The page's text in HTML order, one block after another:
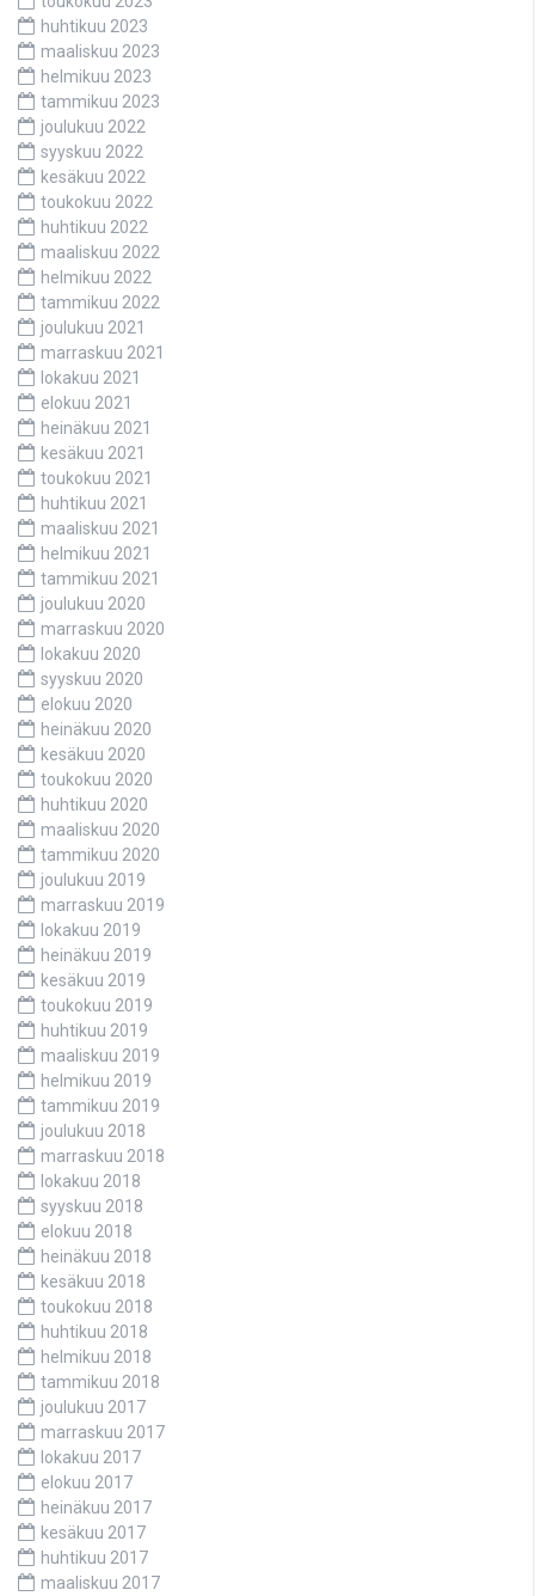
huhtikuu 2023
maaliskuu 2023
helmikuu 2023
tammikuu 2023
joulukuu 2022
syyskuu 2022
kesäkuu 2022
toukokuu 2022
huhtikuu 2022
maaliskuu 2022
helmikuu 2022
tammikuu 2022
joulukuu 2021
marraskuu 2021
lokakuu 2021
elokuu 2021
heinäkuu 2021
kesäkuu 2021
toukokuu 2021
huhtikuu 2021
maaliskuu 2021
helmikuu 2021
tammikuu 2021
joulukuu 2020
marraskuu 2020
lokakuu 2020
syyskuu 2020
elokuu 2020
heinäkuu 2020
kesäkuu 2020
toukokuu 2020
huhtikuu 2020
maaliskuu 2020
tammikuu 2020
joulukuu 2019
marraskuu 2019
lokakuu 2019
heinäkuu 2019
kesäkuu 2019
toukokuu 2019
huhtikuu 2019
maaliskuu 2019
helmikuu 2019
tammikuu 2019
joulukuu 2018
marraskuu 2018
lokakuu 2018
syyskuu 2018
elokuu 2018
heinäkuu 2018
kesäkuu 2018
toukokuu 2018
huhtikuu 2018
helmikuu 2018
tammikuu 2018
joulukuu 2017
marraskuu 2017
lokakuu 2017
elokuu 2017
heinäkuu 2017
kesäkuu 2017
huhtikuu 2017
maaliskuu 2017